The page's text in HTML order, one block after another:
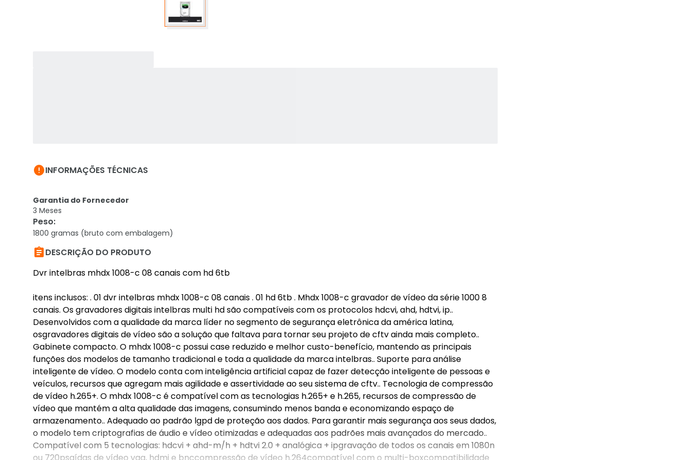
INFORMAÇÕES TÉCNICAS
Garantia do Fornecedor
3 Meses
Peso:
1800 gramas (bruto com embalagem)
DESCRIÇÃO DO PRODUTO
Dvr intelbras mhdx 1008-c 08 canais com hd 6tb
itens inclusos: . 01 dvr intelbras mhdx 1008-c 08 canais . 01 hd 6tb . Mhdx 1008-c gravador de vídeo da série 1000 8
canais. Os gravadores digitais intelbras multi hd são compatíveis com os protocolos hdcvi, ahd, hdtvi, ip..
Desenvolvidos com a qualidade da marca líder no segmento de segurança eletrônica da américa latina,
osgravadores digitais de vídeo são a solução que faltava para tornar seu projeto de cftv ainda mais completo..
Gabinete compacto. O mhdx 1008-c possui case reduzido e melhor custo-benefício, mantendo as principais
funções dos modelos de tamanho tradicional e toda a qualidade da marca intelbras.. Suporte para análise
inteligente de vídeo. O modelo conta com inteligência artificial capaz de fazer detecção inteligente de pessoas e
veículos, recursos que agregam mais agilidade e assertividade ao seu sistema de cftv.. Tecnologia de compressão
de vídeo h.265+. O mhdx 1008-c é compatível com as tecnologias h.265+ e h.265, recursos de compressão de
vídeo que mantém a alta qualidade das imagens, consumindo menos banda e economizando espaço de
armazenamento.. Adequado ao padrão lgpd de proteção aos dados. Para garantir mais segurança aos seus dados,
o modelo tem criptografias de áudio e vídeo otimizadas e adequadas aos padrões mais avançados do mercado..
Compatível com 5 tecnologias: hdcvi + ahd-m/h + hdtvi 2.0 + analógica + ipgravação de todos os canais em 1080n